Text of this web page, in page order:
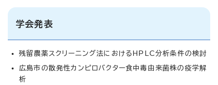
学会発表
残留農薬スクリーニング法におけるHPLC分析条件の検討
広島市の散発性カンピロバクター食中毒由来菌株の疫学解
析